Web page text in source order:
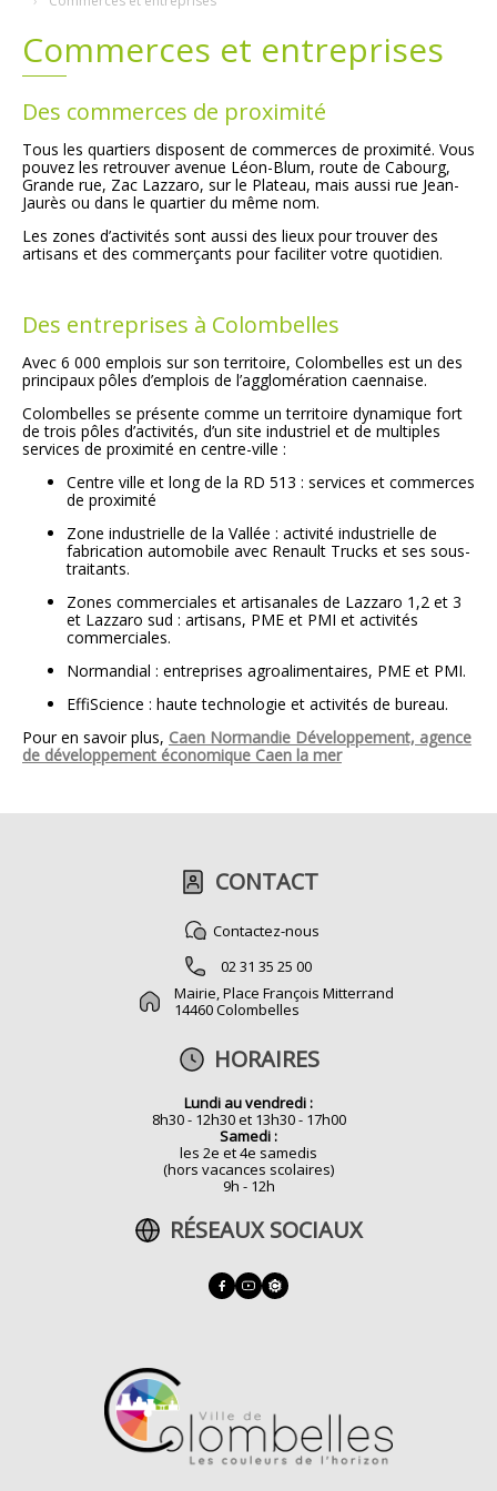
Commerces et entreprises
Des commerces de proximité
Tous les quartiers disposent de commerces de proximité. Vous
pouvez les retrouver avenue Léon-Blum, route de Cabourg,
Grande rue, Zac Lazzaro, sur le Plateau, mais aussi rue Jean-
Jaurès ou dans le quartier du même nom.
Les zones d’activités sont aussi des lieux pour trouver des
artisans et des commerçants pour faciliter votre quotidien.
Des entreprises à Colombelles
Avec 6 000 emplois sur son territoire, Colombelles est un des
principaux pôles d’emplois de l’agglomération caennaise.
Colombelles se présente comme un territoire dynamique fort
de trois pôles d’activités, d’un site industriel et de multiples
services de proximité en centre-ville :
Centre ville et long de la RD 513 : services et commerces
de proximité
Zone industrielle de la Vallée : activité industrielle de
fabrication automobile avec Renault Trucks et ses sous-
traitants.
Zones commerciales et artisanales de Lazzaro 1,2 et 3
et Lazzaro sud : artisans, PME et PMI et activités
commerciales.
Normandial : entreprises agroalimentaires, PME et PMI.
EffiScience : haute technologie et activités de bureau.
Pour en savoir plus, Caen Normandie Développement, agence
de développement économique Caen la mer
CONTACT
Contactez-nous
02 31 35 25 00
Mairie, Place François Mitterrand
14460 Colombelles
HORAIRES
Lundi au vendredi :
8h30 - 12h30 et 13h30 - 17h00
Samedi :
les 2e et 4e samedis
(hors vacances scolaires)
9h - 12h
RÉSEAUX SOCIAUX
Plans
Emploi
Marchés publics
Grands projets